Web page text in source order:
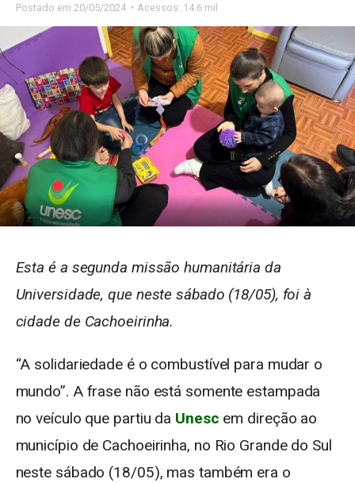
Postado em 20/05/2024 ◔ Acessos: 14.6 mil
Esta é a segunda missão humanitária da
Universidade, que neste sábado (18/05), foi à
cidade de Cachoeirinha.
“A solidariedade é o combustível para mudar o
mundo”. A frase não está somente estampada
no veículo que partiu da Unesc em direção ao
município de Cachoeirinha, no Rio Grande do Sul
neste sábado (18/05), mas também era o